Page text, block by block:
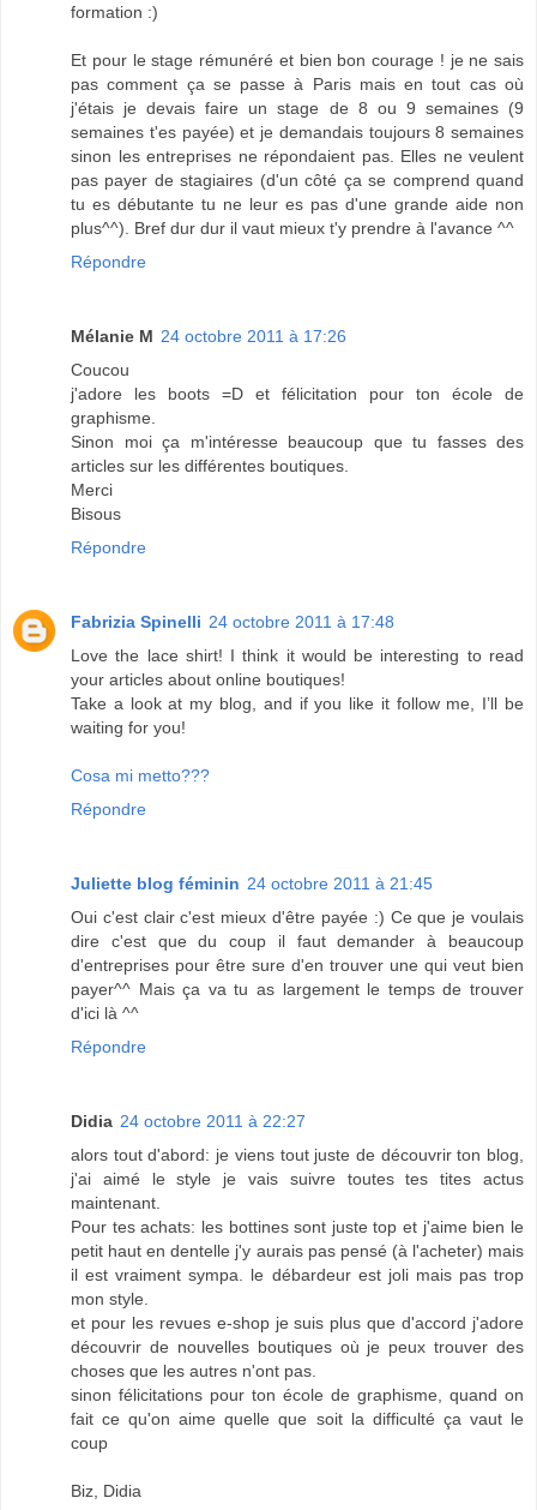
formation :)
Et pour le stage rémunéré et bien bon courage ! je ne sais
pas comment ça se passe à Paris mais en tout cas où
j'étais je devais faire un stage de 8 ou 9 semaines (9
semaines t'es payée) et je demandais toujours 8 semaines
sinon les entreprises ne répondaient pas. Elles ne veulent
pas payer de stagiaires (d'un côté ça se comprend quand
tu es débutante tu ne leur es pas d'une grande aide non
plus^^). Bref dur dur il vaut mieux t'y prendre à l'avance ^^
Répondre
Mélanie M 24 octobre 2011 à 17:26
Coucou
j'adore les boots =D et félicitation pour ton école de
graphisme.
Sinon moi ça m'intéresse beaucoup que tu fasses des
articles sur les différentes boutiques.
Merci
Bisous
Répondre
Fabrizia Spinelli 24 octobre 2011 à 17:48
Love the lace shirt! I think it would be interesting to read
your articles about online boutiques!
Take a look at my blog, and if you like it follow me, I’ll be
waiting for you!
Cosa mi metto???
Répondre
Juliette blog féminin 24 octobre 2011 à 21:45
Oui c'est clair c'est mieux d'être payée :) Ce que je voulais
dire c'est que du coup il faut demander à beaucoup
d'entreprises pour être sure d'en trouver une qui veut bien
payer^^ Mais ça va tu as largement le temps de trouver
d'ici là ^^
Répondre
Didia 24 octobre 2011 à 22:27
alors tout d'abord: je viens tout juste de découvrir ton blog,
j'ai aimé le style je vais suivre toutes tes tites actus
maintenant.
Pour tes achats: les bottines sont juste top et j'aime bien le
petit haut en dentelle j'y aurais pas pensé (à l'acheter) mais
il est vraiment sympa. le débardeur est joli mais pas trop
mon style.
et pour les revues e-shop je suis plus que d'accord j'adore
découvrir de nouvelles boutiques où je peux trouver des
choses que les autres n'ont pas.
sinon félicitations pour ton école de graphisme, quand on
fait ce qu'on aime quelle que soit la difficulté ça vaut le
coup
Biz, Didia